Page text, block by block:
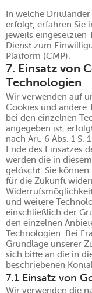
In welche
erfolgt, erfahren Sie
jeweils eingesetzten
Dienst zum
Platform (CMP).
7. Einsatz von
Technologien
Wir verwenden auf
Cookies und andere
bei den einzelnen
angegeben ist,
nach Art. 6 Abs. 1 S.
Ende des Einsatzes
werden die in
gelöscht. Sie
für die Zukunft
und weitere
einschließlich der
den einzelnen
Technologien. Bei
Grundlage unserer
sich bitte an die in
beschriebenen
7.1 Einsatz von
Wir verwenden die